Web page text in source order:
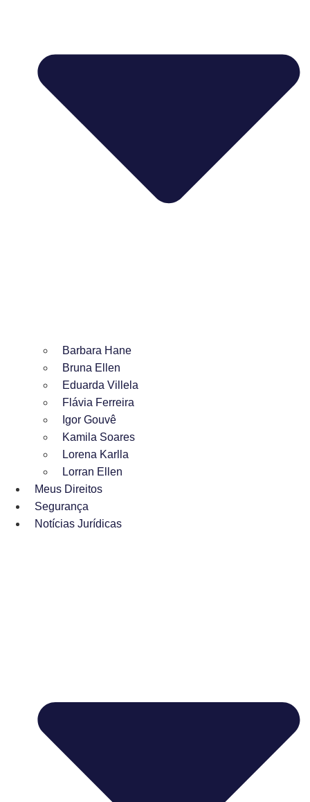
Barbara Hane
Bruna Ellen
Eduarda Villela
Flávia Ferreira
Igor Gouvê
Kamila Soares
Lorena Karlla
Lorran Ellen
Meus Direitos
Segurança
Notícias Jurídicas